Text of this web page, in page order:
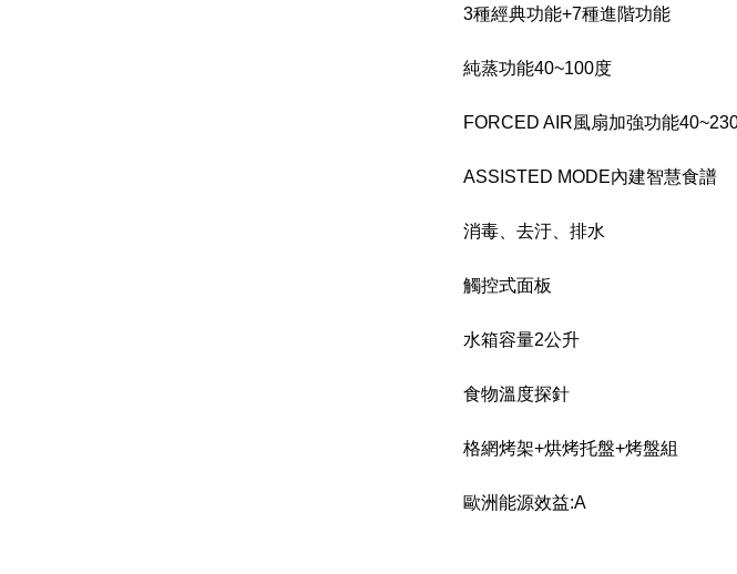
3種經典功能+7種進階功能
純蒸功能40~100度
FORCED AIR風扇加強功能
ASSISTED MODE內建智慧食譜
消毒、去汙、排水
觸控式面板
水箱容量2公升
食物溫度探針
格網烤架+烘烤托盤+烤盤組
歐洲能源效益:A